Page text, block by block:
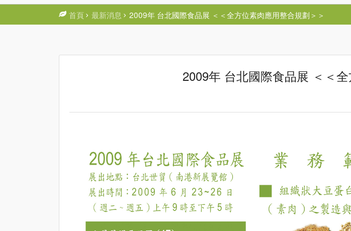
首頁 最新消息 2009年 台北國際食品展 ＜＜全方位素肉應用整合規劃＞＞
2009年 台北國際食品展 ＜＜